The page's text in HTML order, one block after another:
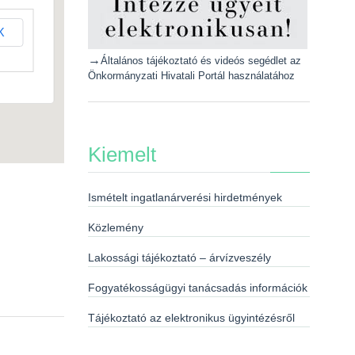
→ Általános tájékoztató és videós segédlet az
Önkormányzati Hivatali Portál használatához
Kiemelt
Ismételt ingatlanárverési hirdetmények
Közlemény
Lakossági tájékoztató – árvízveszély
Fogyatékosságügyi tanácsadás információk
Tájékoztató az elektronikus ügyintézésről